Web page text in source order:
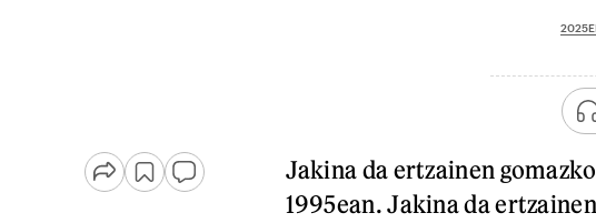
Jakina da ertzainen
1995ean. Jakina da